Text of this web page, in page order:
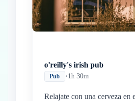
o'reilly's irish pub
Pub •1h 30m
Relajate con una cerveza en